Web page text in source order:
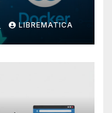
LIBREMATICA